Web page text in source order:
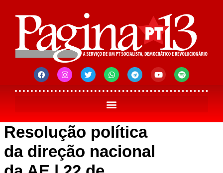
Resolução política
da direção nacional